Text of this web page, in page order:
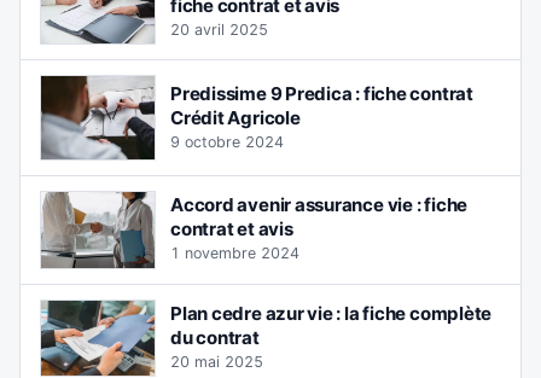
fiche contrat et avis
20 avril 2025
Predissime 9 Predica : fiche contrat
Crédit Agricole
9 octobre 2024
Accord avenir assurance vie : fiche
contrat et avis
1 novembre 2024
Plan cedre azur vie : la fiche complète
du contrat
20 mai 2025